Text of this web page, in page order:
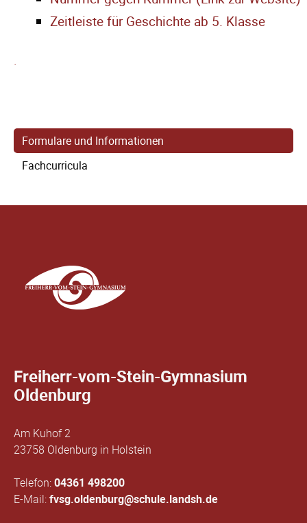
Zeitleiste für Geschichte ab 5. Klasse
.
Navigation
überspringen
Formulare und Informationen
Fachcurricula
Freiherr-vom-Stein-Gymnasium
Oldenburg
Am Kuhof 2
23758 Oldenburg in Holstein
Telefon:04361 498200
E-Mail:fvsg.oldenburg@schule.landsh.de